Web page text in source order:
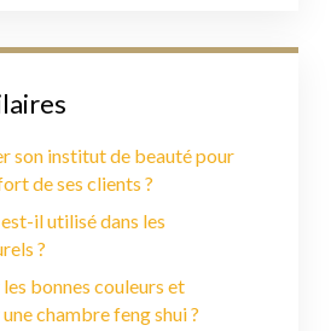
son institut de beauté pour
de ses clients ?
il utilisé dans les
?
bonnes couleurs et
chambre feng shui ?